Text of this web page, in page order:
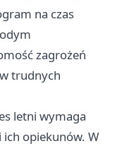
na czas
zagrożeń
trudnych
letni wymaga
ich opiekunów. W